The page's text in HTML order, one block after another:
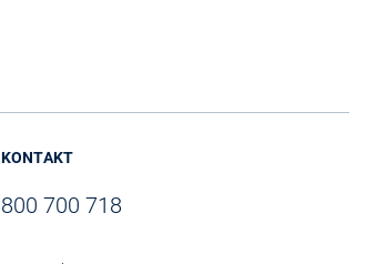
KONTAKT
800 700 718